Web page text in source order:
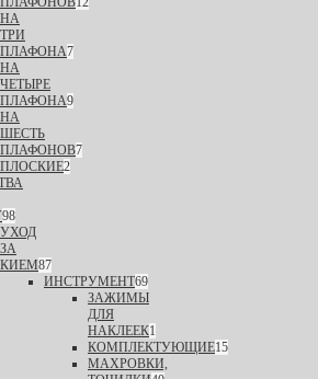
НА
ТРИ
ПЛАФОНА7
НА
ЧЕТЫРЕ
ПЛАФОНА9
НА
ШЕСТЬ
ПЛАФОНОВ7
ПЛОСКИЕ2
98
УХОД
ЗА
КИЕМ87
ИНСТРУМЕНТ69
ЗАЖИМЫ
ДЛЯ
НАКЛЕЕК1
КОМПЛЕКТУЮЩИЕ15
МАХРОВКИ,